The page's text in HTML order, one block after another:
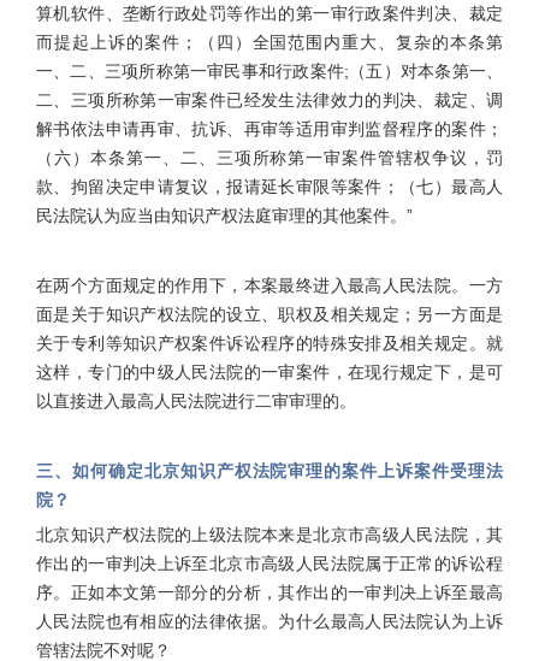
算机软件、垄断行政处罚等作出的第一审行政案件判决、裁定
而提起上诉的案件；（四）全国范围内重大、复杂的本条第
一、二、三项所称第一审民事和行政案件;（五）对本条第一、
二、三项所称第一审案件已经发生法律效力的判决、裁定、调
解书依法申请再审、抗诉、再审等适用审判监督程序的案件；
（六）本条第一、二、三项所称第一审案件管辖权争议，罚
款、拘留决定申请复议，报请延长审限等案件；（七）最高人
民法院认为应当由知识产权法庭审理的其他案件。”
在两个方面规定的作用下，本案最终进入最高人民法院。一方
面是关于知识产权法院的设立、职权及相关规定；另一方面是
关于专利等知识产权案件诉讼程序的特殊安排及相关规定。就
这样，专门的中级人民法院的一审案件，在现行规定下，是可
以直接进入最高人民法院进行二审审理的。
三、如何确定北京知识产权法院审理的案件上诉案件受理法
院？
北京知识产权法院的上级法院本来是北京市高级人民法院，其
作出的一审判决上诉至北京市高级人民法院属于正常的诉讼程
序。正如本文第一部分的分析，其作出的一审判决上诉至最高
人民法院也有相应的法律依据。为什么最高人民法院认为上诉
管辖法院不对呢？